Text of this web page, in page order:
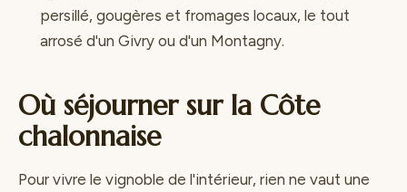
persillé, gougères et fromages locaux, le tout
arrosé d'un Givry ou d'un Montagny.
Où séjourner sur la Côte
chalonnaise
Pour vivre le vignoble de l'intérieur, rien ne vaut une